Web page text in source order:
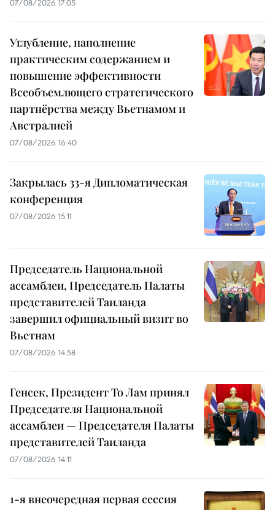
07/08/2026 17:05
Углубление, наполнение
практическим содержанием и
повышение эффективности
Всеобъемлющего стратегического
партнёрства между Вьетнамом и
Австралией
07/08/2026 16:40
Закрылась 33-я Дипломатическая
конференция
07/08/2026 15:11
Председатель Национальной
ассамблеи, Председатель Палаты
представителей Таиланда
завершил официальный визит во
Вьетнам
07/08/2026 14:58
Генсек, Президент То Лам принял
Председателя Национальной
ассамблеи — Председателя Палаты
представителей Таиланда
07/08/2026 14:11
1-я внеочередная первая сессия